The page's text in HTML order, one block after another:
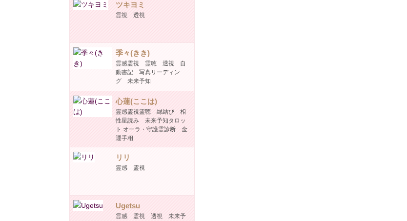
ツキヨミ
霊視 透視
季々(きき)
霊感霊視 霊聴 透視 自
動書記 写真リーディン
グ 未来予知
心蓮(ここは)
霊感霊視霊聴 縁結び 相
性星読み 未来予知タロッ
ト オーラ・守護霊診断 金
運手相
リリ
霊感 霊視
Ugetsu
霊感 霊視 透視 未来予